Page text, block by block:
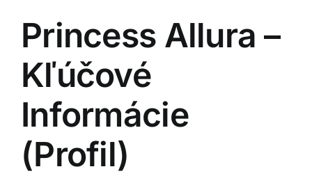
Princess Allura –
Kľúčové
Informácie
(Profil)